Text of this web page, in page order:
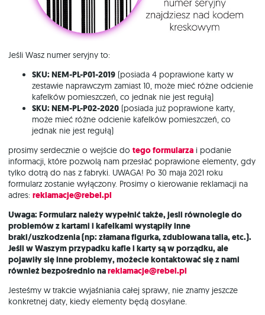
Jeśli Wasz numer seryjny to:
SKU: NEM-PL-P01-2019 (posiada 4 poprawione karty w
zestawie naprawczym zamiast 10, może mieć różne odcienie
kafelków pomieszczeń, co jednak nie jest regułą)
SKU: NEM-PL-P02-2020 (posiada już poprawione karty,
może mieć różne odcienie kafelków pomieszczeń, co
jednak nie jest regułą)
prosimy serdecznie o wejście do tego formularza i podanie
informacji, które pozwolą nam przesłać poprawione elementy, gdy
tylko dotrą do nas z fabryki. UWAGA! Po 30 maja 2021 roku
formularz zostanie wyłączony. Prosimy o kierowanie reklamacji na
adres: reklamacje@rebel.pl
Uwaga: Formularz należy wypełnić także, jesli równolegle do
problemów z kartami i kafelkami wystąpiły inne
braki/uszkodzenia (np: złamana figurka, zdublowana talia, etc.).
Jeśli w Waszym przypadku kafle i karty są w porządku, ale
pojawiły się inne problemy, możecie kontaktować się z nami
również bezpośrednio nareklamacje@rebel.pl
Jesteśmy w trakcie wyjaśniania całej sprawy, nie znamy jeszcze
konkretnej daty, kiedy elementy będą dosyłane.